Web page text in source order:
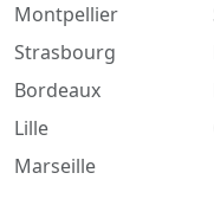
Montpellier
Strasbourg
Bordeaux
Lille
Marseille